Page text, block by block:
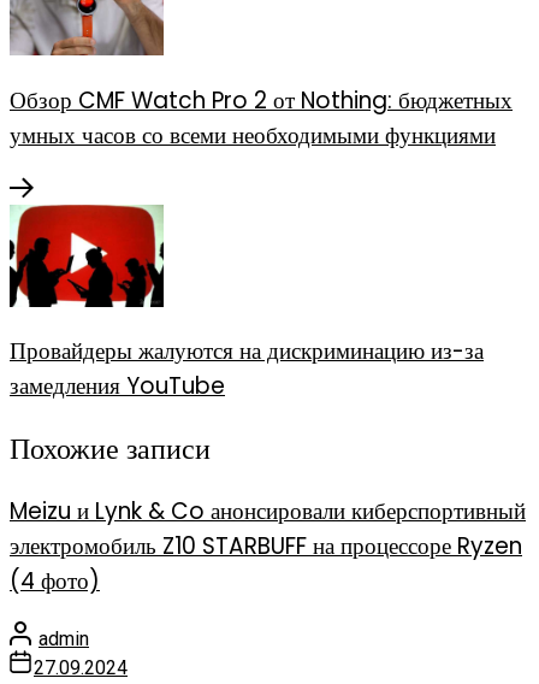
Обзор CMF Watch Pro 2 от Nothing: бюджетных
умных часов со всеми необходимыми функциями
Провайдеры жалуются на дискриминацию из-за
замедления YouTube
Похожие записи
Meizu и Lynk & Co анонсировали киберспортивный
электромобиль Z10 STARBUFF на процессоре Ryzen
(4 фото)
admin
27.09.2024